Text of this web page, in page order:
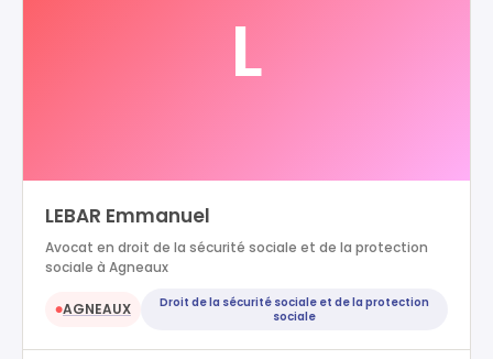
L
LEBAR Emmanuel
Avocat en droit de la sécurité sociale et de la protection
sociale à Agneaux
●AGNEAUX
Droit de la sécurité sociale et de la protection
sociale